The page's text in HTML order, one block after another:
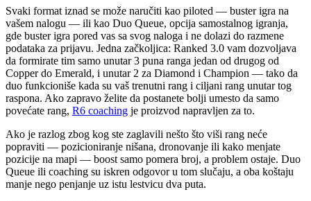
Svaki format iznad se može naručiti kao piloted — buster igra na
vašem nalogu — ili kao Duo Queue, opcija samostalnog igranja,
gde buster igra pored vas sa svog naloga i ne dolazi do razmene
podataka za prijavu. Jedna začkoljica: Ranked 3.0 vam dozvoljava
da formirate tim samo unutar 3 puna ranga jedan od drugog od
Copper do Emerald, i unutar 2 za Diamond i Champion — tako da
duo funkcioniše kada su vaš trenutni rang i ciljani rang unutar tog
raspona. Ako zapravo želite da postanete bolji umesto da samo
povećate rang, R6 coaching je proizvod napravljen za to.
Ako je razlog zbog kog ste zaglavili nešto što viši rang neće
popraviti — pozicioniranje nišana, dronovanje ili kako menjate
pozicije na mapi — boost samo pomera broj, a problem ostaje. Duo
Queue ili coaching su iskren odgovor u tom slučaju, a oba koštaju
manje nego penjanje uz istu lestvicu dva puta.